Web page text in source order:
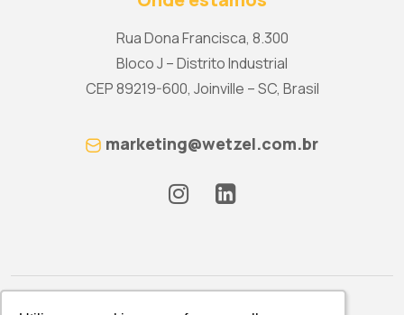
Rua Dona Francisca, 8.300
Bloco J – Distrito Industrial
CEP 89219-600, Joinville – SC, Brasil
marketing@wetzel.com.br